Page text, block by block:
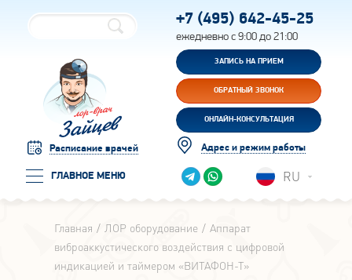
Расписание врачей
ГЛАВНОЕ МЕНЮ
+7 (495) 642-45-25
ежедневно с 9:00 до 21:00
ЗАПИСЬ НА ПРИЕМ
ОБРАТНЫЙ ЗВОНОК
ОНЛАЙН-КОНСУЛЬТАЦИЯ
Адрес и режим работы
RU
Главная ЛОР оборудование
Аппарат
виброаккустического воздействия с цифровой
индикацией и таймером «ВИТАФОН-Т»